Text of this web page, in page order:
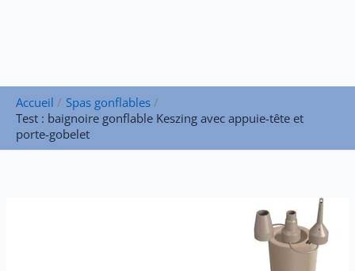
Accueil
Spas gonflables
Test : baignoire gonflable Keszing avec appuie-tête et
porte-gobelet